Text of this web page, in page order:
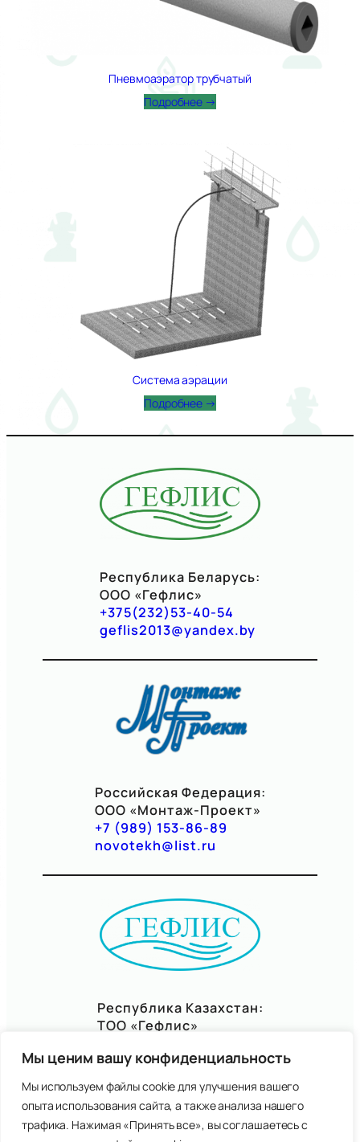
Мы ценим вашу конфиденциальность
Мы используем файлы cookie для улучшения вашего
опыта использования сайта, а также анализа нашего
трафика. Нажимая «Принять все», вы соглашаетесь с
Пневмоаэратор трубчатый
Подробнее →
Система аэрации
Подробнее →
Республика Беларусь:
ООО «Гефлис»
+375(232)53-40-54
geflis2013@yandex.by
Российская Федерация:
ООО «Монтаж-Проект»
+7 (989) 153-86-89
novotekh@list.ru
Республика Казахстан:
ТОО «Гефлис»
gefliskz@mail.ru
Правовая информация